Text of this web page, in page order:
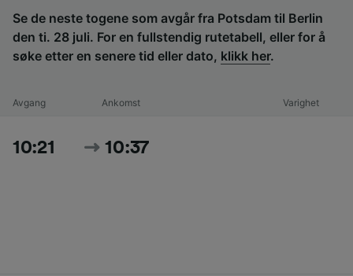
Se de neste togene som avgår fra Potsdam til Berlin
den ti. 28 juli. For en fullstendig rutetabell, eller for å
søke etter en senere tid eller dato, klikk her.
Avgang Ankomst Varighet
10:21 10:37